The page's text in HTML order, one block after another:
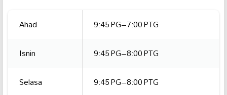
Ahad
9:45 PG–7:00 PTG
Isnin
9:45 PG–8:00 PTG
Selasa
9:45 PG–8:00 PTG